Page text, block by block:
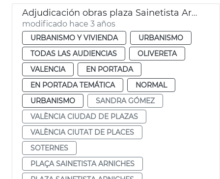
Adjudicación obras plaza Sainetista Arniches
modificado hace 3 años
URBANISMO Y VIVIENDA
URBANISMO
TODAS LAS AUDIENCIAS
OLIVERETA
VALENCIA
EN PORTADA
EN PORTADA TEMÁTICA
NORMAL
URBANISMO
SANDRA GÓMEZ
VALÈNCIA CIUDAD DE PLAZAS
VALÈNCIA CIUTAT DE PLACES
SOTERNES
PLAÇA SAINETISTA ARNICHES